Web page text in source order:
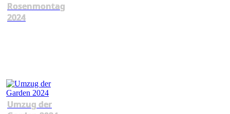
Rosenmontag
2024
Umzug der